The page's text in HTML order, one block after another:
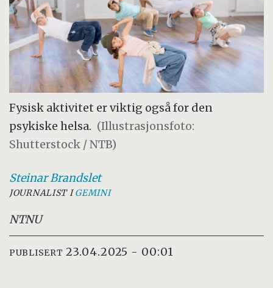
Fysisk aktivitet er viktig også for den
psykiske helsa. (Illustrasjonsfoto:
Shutterstock / NTB)
SteinarBrandslet
JOURNALIST IGEMINI
NTNU
PUBLISERT 23.04.2025 - 00:01